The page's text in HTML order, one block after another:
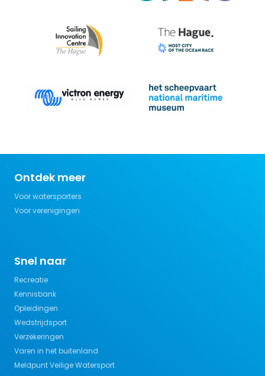
Ontdek meer
Voor watersporters
Voor verenigingen
Snel naar
Recreatie
Kennisbank
Opleidingen
Wedstrijdsport
Verzekeringen
Varen in het buitenland
Meldpunt Veilige Watersport